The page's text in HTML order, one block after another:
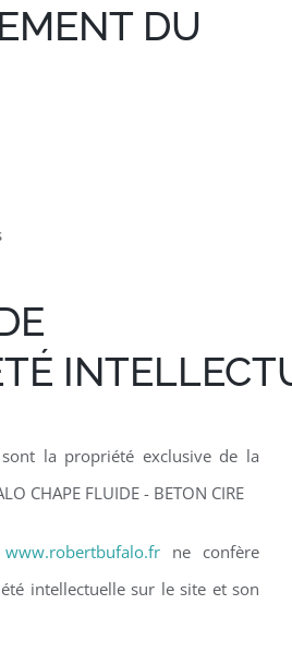
DU
la propriété exclusive de la
CHAPE FLUIDE - BETON CIRE
www.robertbufalo.frne confère
intellectuelle sur le site et son